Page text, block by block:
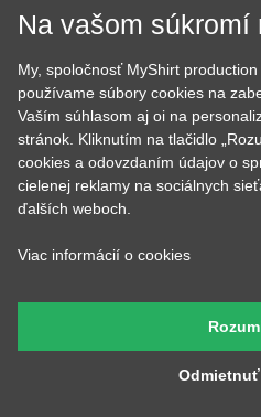
Film a Seriál
Geek
Hobby
Hudobné
Jedlo, pitie a relax
Kvetiny
Láska
SOCIÁLNE SIETE
Na vašom súkromí
My, spoločnosť MyShirt
používame súbory cookies na
Vaším súhlasom aj oi na
stránok. Kliknutím na tlačidlo
cookies a odovzdaním údajov o
cielenej reklamy na sociálnych
ďalších weboch.
Viac informácií o cookies